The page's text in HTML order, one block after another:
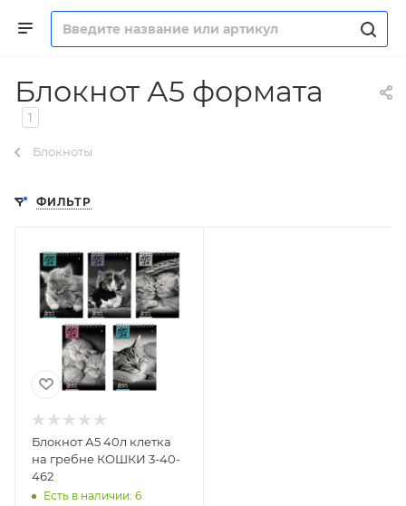
Блокнот А5 формата
1
Блокноты
ФИЛЬТР
Блокнот А5 40л клетка
на гребне КОШКИ 3-40-
462
Есть в наличии: 6